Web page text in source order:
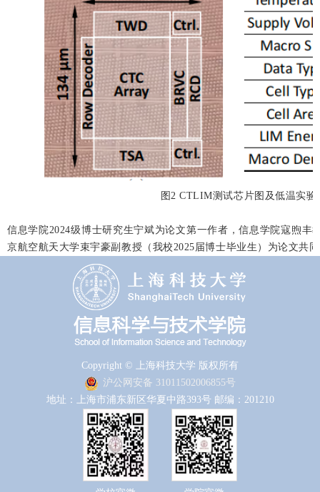
图2 CTLIM测试芯片图及低温实验
信息学院2024级博士研究生宁斌为论文第一作者，信息学院寇煦丰
京航空航天大学束宇豪副教授（我校2025届博士毕业生）为论文共
Copyright © 上海科技大学 版权所有
沪公网安备 31011502006855号
地址：上海市浦东新区华夏中路393号 邮编：201210